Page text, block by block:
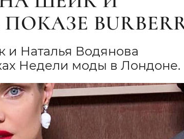
Наталья Водянова
Недели моды в Лондоне.